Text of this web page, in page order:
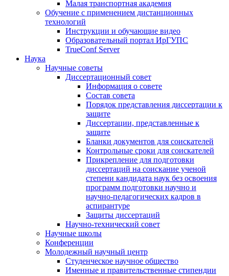
Малая транспортная академия
Обучение с применением дистанционных
технологий
Инструкции и обучающие видео
Образовательный портал ИрГУПС
TrueConf Server
Наука
Научные советы
Диссертационный совет
Информация о совете
Состав совета
Порядок представления диссертации к
защите
Диссертации, представленные к
защите
Бланки документов для соискателей
Контрольные сроки для соискателей
Прикрепление для подготовки
диссертаций на соискание ученой
степени кандидата наук без освоения
программ подготовки научно и
научно-педагогических кадров в
аспирантуре
Защиты диссертаций
Научно-технический совет
Научные школы
Конференции
Молодежный научный центр
Студенческое научное общество
Именные и правительственные стипендии